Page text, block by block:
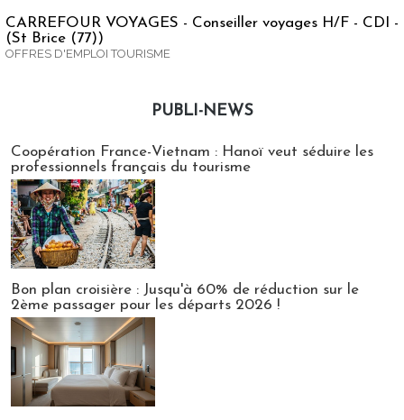
CARREFOUR VOYAGES - Conseiller voyages H/F - CDI -
(St Brice (77))
OFFRES D'EMPLOI TOURISME
PUBLI-NEWS
Coopération France-Vietnam : Hanoï veut séduire les
professionnels français du tourisme
Bon plan croisière : Jusqu'à 60% de réduction sur le
2ème passager pour les départs 2026 !